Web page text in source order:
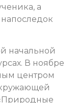
а
начальной
В ноябре
центром